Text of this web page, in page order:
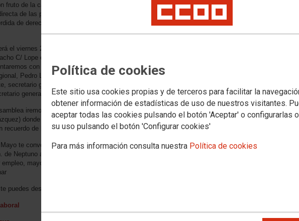
Política de cookies
Este sitio usa cookies propias y de terceros para facilitar la
obtener información de estadísticas de uso de nuestros visitantes.
aceptar todas las cookies pulsando el botón 'Aceptar' o configurarlas
su uso pulsando el botón 'Configurar cookies'
Para más información consulta nuestra Política de cookies
Asamblea delegados 1º mayo 28 abril
fruto de la casualidad sino que es una
de las políticas aplicadas que generan
de derechos y desigualdades en el trabajo y en
el viernes 27 de abril a las 11:00h. en el Auditorio
C/ Lope de Vega, 40 Madrid. En el desarrollo de
con los responsables de salud laboral
Pedro Linares y Carmen Mancheño
secretario general de CCOO de Madrid, Jaime
general de CCOO, Unai Sordo.
iremos hasta el Paseo del Prado (junto a la
donde haremos una concentración y una
recuerdo de las personas fallecidas en 2017.
te convocamos a la manifestación que tendrá
de Neptuno a Sol,con el lema "Tiempo de ganar:
mayores salarios, pensiones dignas"
puedes descargar los siguientes materiales: